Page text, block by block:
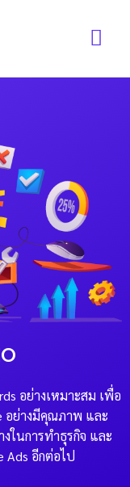
อย่างเหมาะสม เพื่อ
อย่างมีคุณภาพ และ
ในการทำธุรกิจ และ
Ads อีกต่อไป